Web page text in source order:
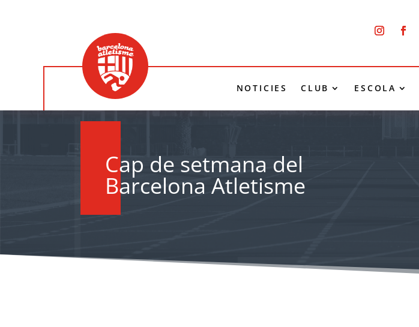
NOTICIES CLUB ESCOLA
Cap de setmana del
Barcelona Atletisme